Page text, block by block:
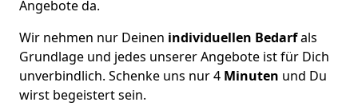
Angebote da.
Wir nehmen nur Deinen individuellen Bedarfals
Grundlage und jedes unserer Angebote ist für Dich
unverbindlich. Schenke uns nur 4 Minuten und Du
wirst begeistert sein.